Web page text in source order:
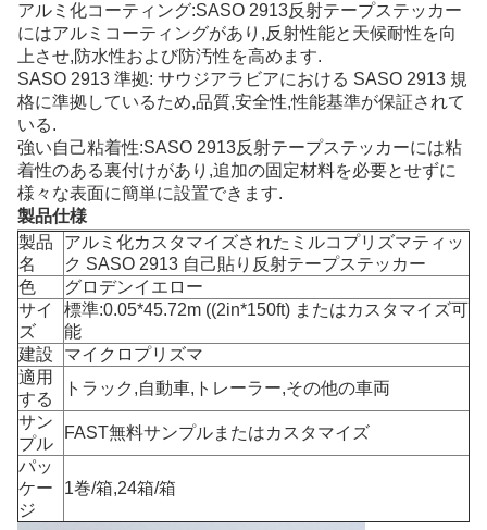
アルミ化コーティング:SASO 2913反射テープステッカー
にはアルミコーティングがあり,反射性能と天候耐性を向
上させ,防水性および防汚性を高めます.
SASO 2913 準拠: サウジアラビアにおける SASO 2913 規
格に準拠しているため,品質,安全性,性能基準が保証されて
いる.
強い自己粘着性:SASO 2913反射テープステッカーには粘
着性のある裏付けがあり,追加の固定材料を必要とせずに
様々な表面に簡単に設置できます.
製品仕様
製品
名
アルミ化カスタマイズされたミルコプリズマティッ
ク SASO 2913 自己貼り反射テープステッカー
色
グロデンイエロー
サイ
ズ
標準:0.05*45.72m ((2in*150ft) またはカスタマイズ可
能
建設
マイクロプリズマ
適用
する
トラック,自動車,トレーラー,その他の車両
サン
プル
FAST無料サンプルまたはカスタマイズ
パッ
ケー
ジ
1巻/箱,24箱/箱